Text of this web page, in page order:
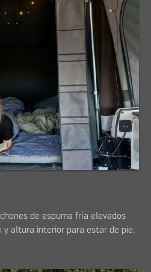
de espuma fría elevados
y altura interior para estar de pie.